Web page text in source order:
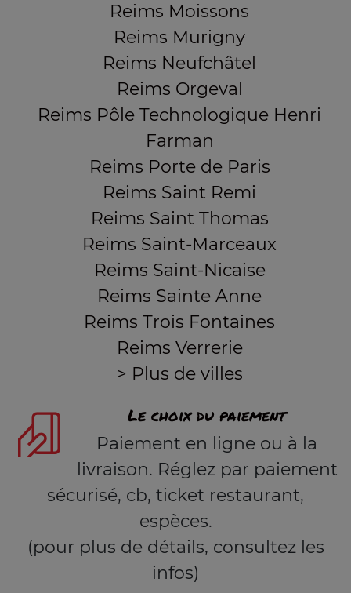
Reims Moissons
Reims Murigny
Reims Neufchâtel
Reims Orgeval
Reims Pôle Technologique Henri
Farman
Reims Porte de Paris
Reims Saint Remi
Reims Saint Thomas
Reims Saint-Marceaux
Reims Saint-Nicaise
Reims Sainte Anne
Reims Trois Fontaines
Reims Verrerie
> Plus de villes
Le choix du paiement
Paiement en ligne ou à la
livraison. Réglez par paiement
sécurisé, cb, ticket restaurant,
espèces.
(pour plus de détails, consultez les
infos)